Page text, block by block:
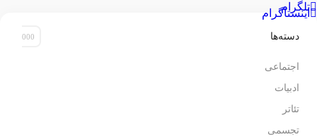
تلگرام
اینستاگرام
دسته‌ها
اجتماعی
ادبیات
تئاتر
تجسمی